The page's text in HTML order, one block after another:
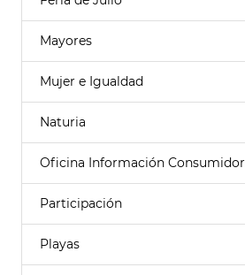
Mayores
Mujer e Igualdad
Naturia
Oficina Información Consumidor
Participación
Playas